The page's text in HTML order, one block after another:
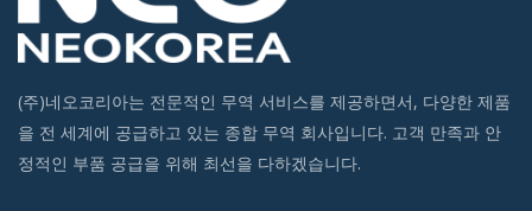
(주)네오코리아는 전문적인 무역 서비스를 제공하면서, 다양한 제품
을 전 세계에 공급하고 있는 종합 무역 회사입니다. 고객 만족과 안
정적인 부품 공급을 위해 최선을 다하겠습니다.